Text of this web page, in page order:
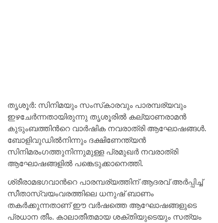
തൃശൂർ: സിനിമയും സംസ്‌കാരവും പാരമ്പര്യവും
ഇഴചേർന്നതായിരുന്നു തൃശൂരിൽ കല്യാണരാമൻ
കുടുംബത്തിൻറെ വാർഷിക നവരാത്രി ആഘോഷങ്ങൾ.
ബോളിവുഡിൽനിന്നും ദക്ഷിണേന്ത്യൻ
സിനിമരംഗത്തുനിന്നുമുള്ള പ്രമുഖർ നവരാത്രി
ആഘോഷങ്ങളിൽ പങ്കെടുക്കാനെത്തി.
ശ്രീരാമഭഗവാൻറെ പാരമ്പര്യത്തിന് ആദരവ് അർപ്പിച്ച്
സീതാസ്വയംവരത്തിലെ ധനുഷ് ബാണം
തകർക്കുന്നതാണ് ഈ വർഷത്തെ ആഘോഷങ്ങളുടെ
പ്രധാന തീം. കാലാതീതമായ ശക്തിയുടെയും സത്യം